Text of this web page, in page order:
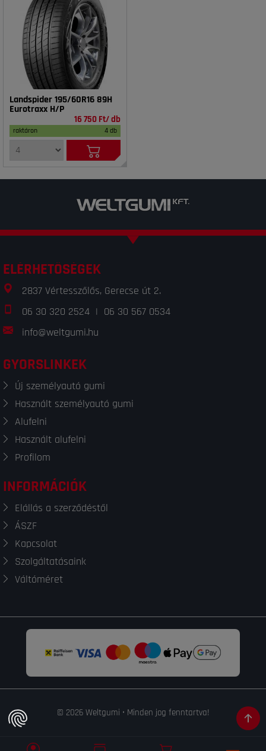
Landspider 195/60R16 89H
Eurotraxx H/P
16 750 Ft/ db
raktáron 4 db
ELÉRHETŐSÉGEK
2837 Vértesszőlős, Gerecse út 2.
06 30 320 2524 | 06 30 567 0534
info@weltgumi.hu
GYORSLINKEK
Új személyautó gumi
Használt személyautó gumi
Alufelni
Használt alufelni
Profilom
INFORMÁCIÓK
Elállás a szerződéstől
ÁSZF
Kapcsolat
Szolgáltatásaink
Váltóméret
© 2026 Weltgumi • Minden jog fenntartva!